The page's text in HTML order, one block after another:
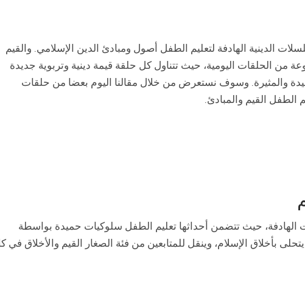
الدينية الهادفة لتعليم الطفل أصول ومبادئ الدين الإسلامي. والقيم
من الحلقات اليومية، حيث تتناول كل حلقة قيمة دينية وتربوية جديدة
والمثيرة. وسوف نستعرض من خلال مقالنا اليوم بعضا من حلقات
الطفل القيم والمبادئ.
حيث تتضمن أحداثها تعليم الطفل سلوكيات حميدة بواسطة
الإسلام، وينقل للمتابعين من فئة الصغار القيم والأخلاق في